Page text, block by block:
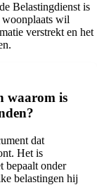
Belastingdienst is
woonplaats wil
verstrekt en het
waarom is
dat
Het is
bepaalt onder
belastingen hij